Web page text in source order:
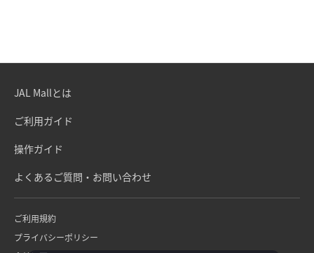
JAL Mallとは
ご利用ガイド
操作ガイド
よくあるご質問・お問い合わせ
ご利用規約
プライバシーポリシー